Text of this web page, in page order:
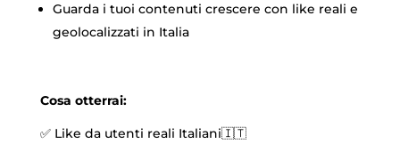
Guarda i tuoi contenuti crescere con like reali e
geolocalizzati in Italia
Cosa otterrai:
✅ Like da utenti reali Italiani🇮🇹